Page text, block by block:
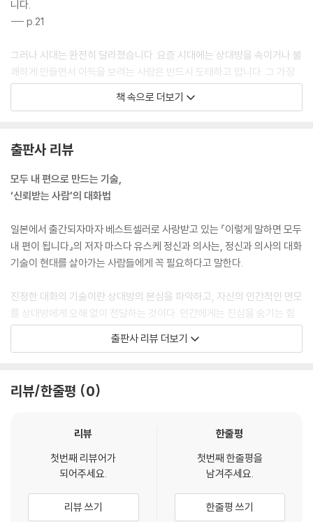
니다.
--- p.21
그러나 시대는 완전히 달라졌습니다. 요즘 시대에는 상대방을 속이거나 불
쾌하게 만들면서 이득을 보려는 사람은 반드시 도태하고 맙니다. 그 가장
큰 요인은 SNS의 보급입니다. 예전에는 A유형의 사람에게 이용당해서 손
해를 입었더라도 주변 사람들에게 불만을 토로하는 데 그칠 뿐 소문을 퍼
기적으로도 확산됩니다.
--- p.27
며 정기적으로 동영상을 올리고 있습니다. 그 목적 중 하나가 바로 ‘신뢰 관
계 구축’입니다. 우리 의원에 처음 방문하는 환자의 대부분은 제 유튜브를
보고 나서 진찰을 받으러 옵니다. 신뢰 관계는 기본적으로 단순 접촉 횟수
촉 횟수에는 유튜브, SNS, 이메일 등으로 소통하는 ‘가상 대화’도 포함됩
니다.
--- p.53
제가 말하고 싶은 요점은 상대방의 입장이 되어 시간을 설정해야 한다는
하자마자 대화를 걸거나 퇴근하기 직전에 말을 하는 것은 금물입니다.
이야기할 때 쾌락을 느끼는 시간은 대략 30초에서 1분 사이입니다. 이야기
하는 시간이 1분 30초를 넘어가면 불쾌감이 찾아옵니다. 그러므로 상대방
이 불쾌감을 느끼기 전에 당신은 상대방의 말을 요약하면서 대화 사이사이
끼어드는 것이 좋습니다.
책 속으로 더보기
출판사 리뷰
모두 내 편으로 만드는 기술,
‘신뢰받는 사람’의 대화법
일본에서 출간되자마자 베스트셀러로 사랑받고 있는 『이렇게 말하면 모두
내 편이 됩니다』의 저자 마스다 유스케 정신과 의사는, 정신과 의사의 대화
기술이 현대를 살아가는 사람들에게 꼭 필요하다고 말한다.
진정한 대화의 기술이란 상대방의 본심을 파악하고, 자신의 인간적인 면모
를 상대방에게 오해 없이 전달하는 것이다. 인간에게는 진심을 숨기는 힘
도 있고, 거짓을 간파하는 힘도 있기 때문이다. 게다가 SNS의 발달로 인하
여 이제 더 이상 상대방을 속이거나 거짓으로 이득을 보려는 사람은 더 이
고, 상대방의 불안이나 걱정거리를 덜어줄 수도 있다. 직장에서도 신뢰를
을 추구하는 대화법으로는 불가능하다.
인생을 살아가는 데 꼭 필요한 무기
‘정신과 의사의 대화 기술 32가지’
출판사 리뷰 더보기
리뷰/한줄평 0
리뷰
첫번째 리뷰어가
되어주세요.
리뷰 쓰기
한줄평
첫번째 한줄평을
남겨주세요.
한줄평 쓰기